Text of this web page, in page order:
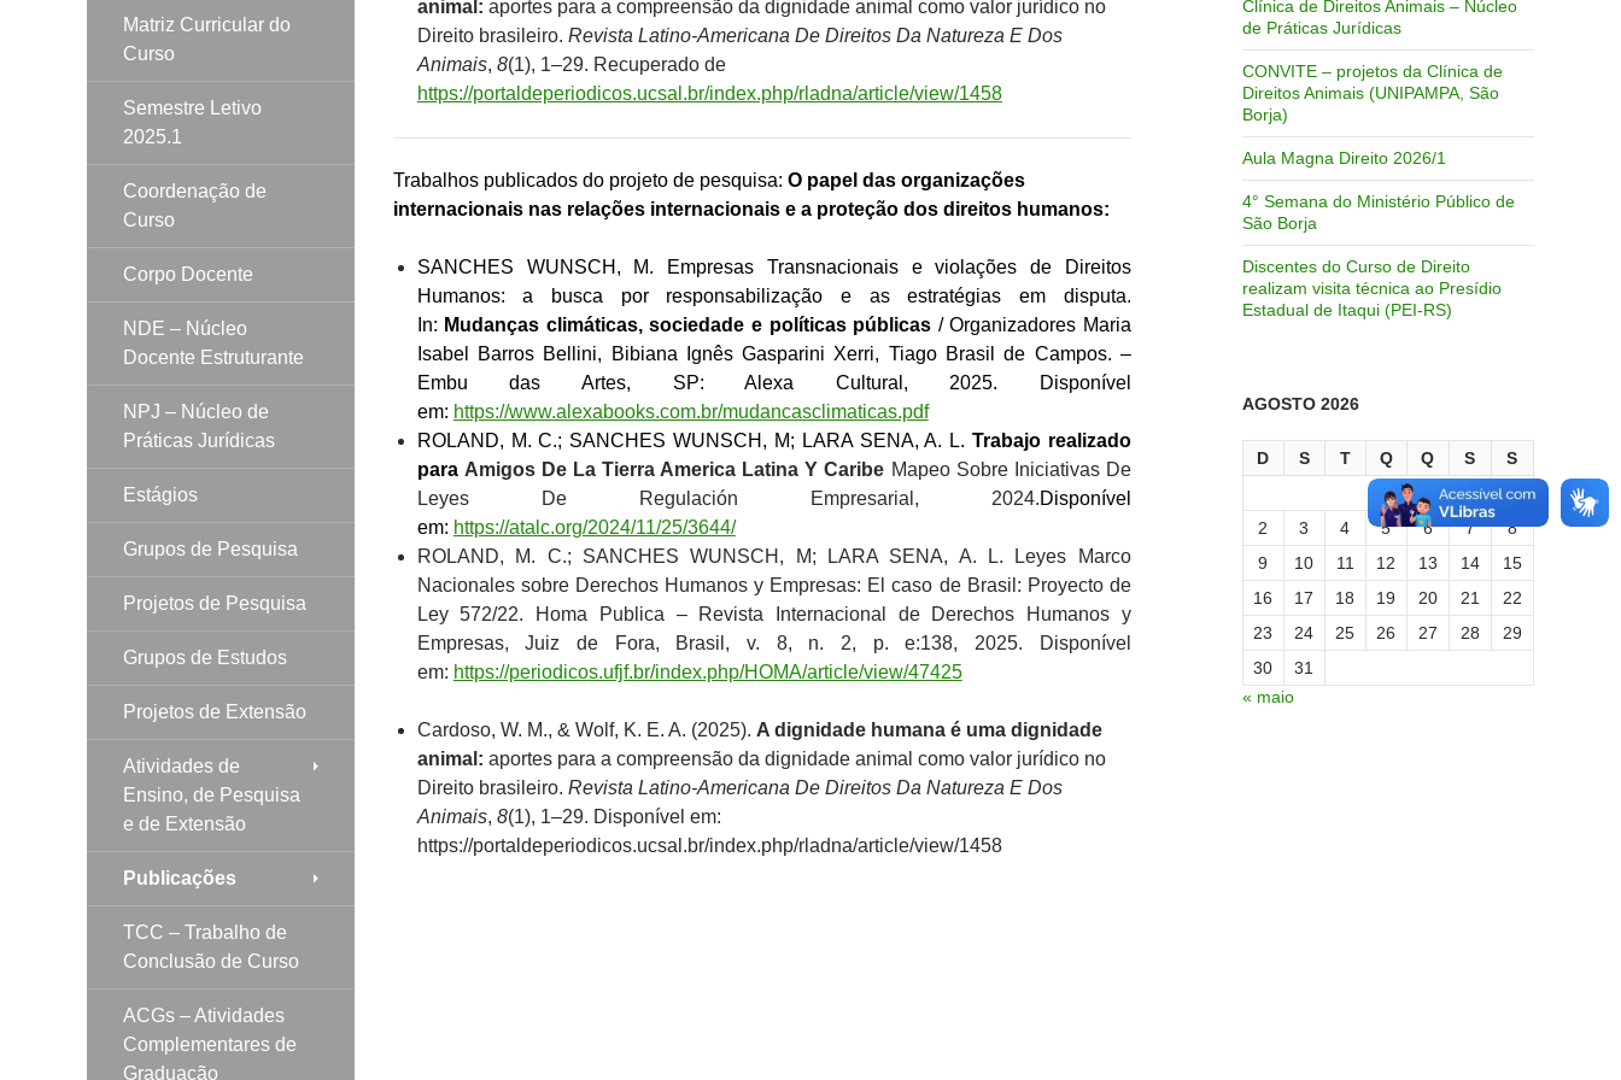
animal: aportes para a compreensão da dignidade animal como valor jurídico no
Direito brasileiro. Revista Latino-Americana De Direitos Da Natureza E Dos
Animais, 8(1), 1–29. Recuperado de
https://portaldeperiodicos.ucsal.br/index.php/rladna/article/view/1458
Trabalhos publicados do projeto de pesquisa: O papel das organizações
internacionais nas relações internacionais e a proteção dos direitos humanos:
SANCHES WUNSCH, M. Empresas Transnacionais e violações de Direitos
Humanos: a busca por responsabilização e as estratégias em disputa.
In: Mudanças climáticas, sociedade e políticas públicas / Organizadores Maria
Isabel Barros Bellini, Bibiana Ignês Gasparini Xerri, Tiago Brasil de Campos. –
Embu das Artes, SP: Alexa Cultural, 2025. Disponível
em: https://www.alexabooks.com.br/mudancasclimaticas.pdf
ROLAND, M. C.; SANCHES WUNSCH, M; LARA SENA, A. L. Trabajo realizado
para Amigos De La Tierra America Latina Y Caribe Mapeo Sobre Iniciativas De
Leyes De Regulación Empresarial, 2024.Disponível
em: https://atalc.org/2024/11/25/3644/
ROLAND, M. C.; SANCHES WUNSCH, M; LARA SENA, A. L. Leyes Marco
Nacionales sobre Derechos Humanos y Empresas: El caso de Brasil: Proyecto de
Ley 572/22. Homa Publica – Revista Internacional de Derechos Humanos y
Empresas, Juiz de Fora, Brasil, v. 8, n. 2, p. e:138, 2025. Disponível
em: https://periodicos.ufjf.br/index.php/HOMA/article/view/47425
Cardoso, W. M., & Wolf, K. E. A. (2025). A dignidade humana é uma dignidade
animal: aportes para a compreensão da dignidade animal como valor jurídico no
Direito brasileiro. Revista Latino-Americana De Direitos Da Natureza E Dos
Animais, 8(1), 1–29. Disponível em:
https://portaldeperiodicos.ucsal.br/index.php/rladna/article/view/1458
Clínica de Direitos Animais – Núcleo
de Práticas Jurídicas
CONVITE – projetos da Clínica de
Direitos Animais (UNIPAMPA, São
Borja)
Aula Magna Direito 2026/1
4° Semana do Ministério Público de
São Borja
Discentes do Curso de Direito
realizam visita técnica ao Presídio
Estadual de Itaqui (PEI-RS)
AGOSTO 2026
D S T Q Q S
S
1
2
3 4 5 6 7
8
9
10 11 12 13 14
15
16
17 18 19 20 21
22
23
24 25 26 27 28
29
30
31
« maio
Matriz Curricular do
Curso
Semestre Letivo
2025.1
Coordenação de
Curso
Corpo Docente
NDE – Núcleo
Docente Estruturante
NPJ – Núcleo de
Práticas Jurídicas
Estágios
Grupos de Pesquisa
Projetos de Pesquisa
Grupos de Estudos
Projetos de Extensão
Atividades de
Ensino, de Pesquisa
e de Extensão
Publicações
TCC – Trabalho de
Conclusão de Curso
ACGs – Atividades
Complementares de
Graduação